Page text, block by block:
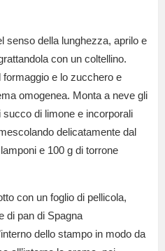
senso della lunghezza, aprilo e
con un coltellino.
e lo zucchero e
omogenea. Monta a neve gli
di limone e incorporali
delicatamente dal
e 100 g di torrone
con un foglio di pellicola,
di pan di Spagna
dello stampo in modo da